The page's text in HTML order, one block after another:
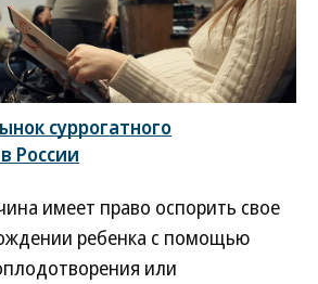
суррогатного
России
имеет право оспорить свое
ребенка с помощью
или